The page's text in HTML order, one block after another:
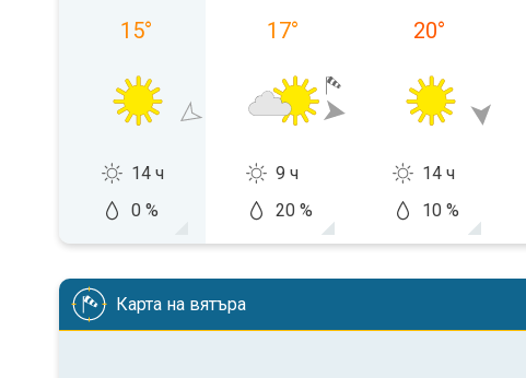
15°
14 ч
0 %
17°
9 ч
20 %
20°
14 ч
10 %
Карта на вятъра